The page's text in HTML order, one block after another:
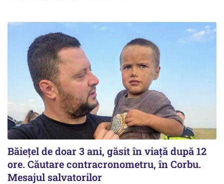
Băiețel de doar 3 ani, găsit în viață după 12
ore. Căutare contracronometru, în Corbu.
Mesajul salvatorilor